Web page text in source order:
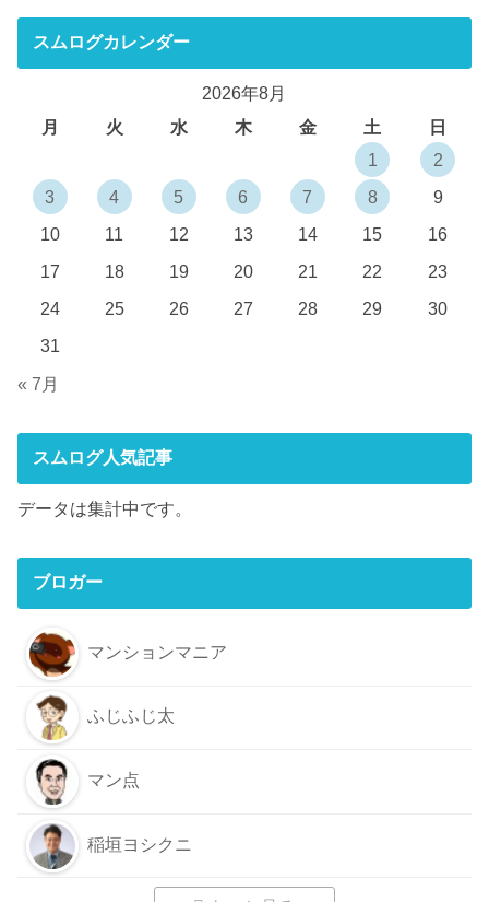
スムログカレンダー
2026年8月
月
火 水 木 金 土
日
1
2
3
4 5 6 7 8
9
10
11 12 13 14 15
16
17
18 19 20 21 22
23
24
25 26 27 28 29
30
31
« 7月
スムログ人気記事
データは集計中です。
ブロガー
マンションマニア
ふじふじ太
マン点
稲垣ヨシクニ